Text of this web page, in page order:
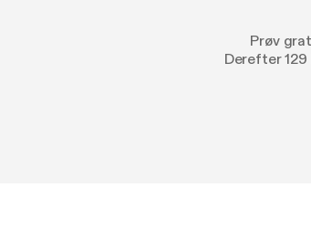
Prøv
Derefter